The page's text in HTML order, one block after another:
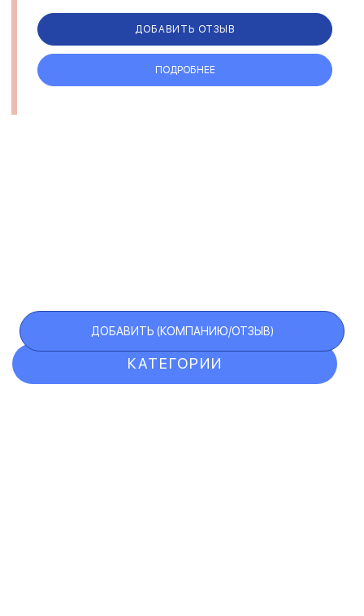
ДОБАВИТЬ ОТЗЫВ
ПОДРОБНЕЕ
КАТЕГОРИИ
ДОБАВИТЬ (КОМПАНИЮ/ОТЗЫВ)